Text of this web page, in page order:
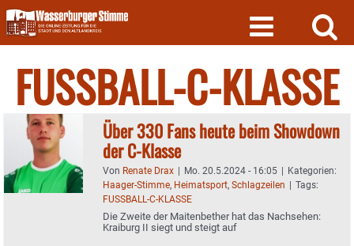
Skip
to
content
FUSSBALL-C-KLASSE
Über 330 Fans heute beim Showdown
der C-Klasse
Von Renate Drax | Mo. 20.5.2024 - 16:05 | Kategorien:
Haager-Stimme, Heimatsport, Schlagzeilen | Tags:
FUSSBALL-C-KLASSE
Die Zweite der Maitenbether hat das Nachsehen:
Kraiburg II siegt und steigt auf